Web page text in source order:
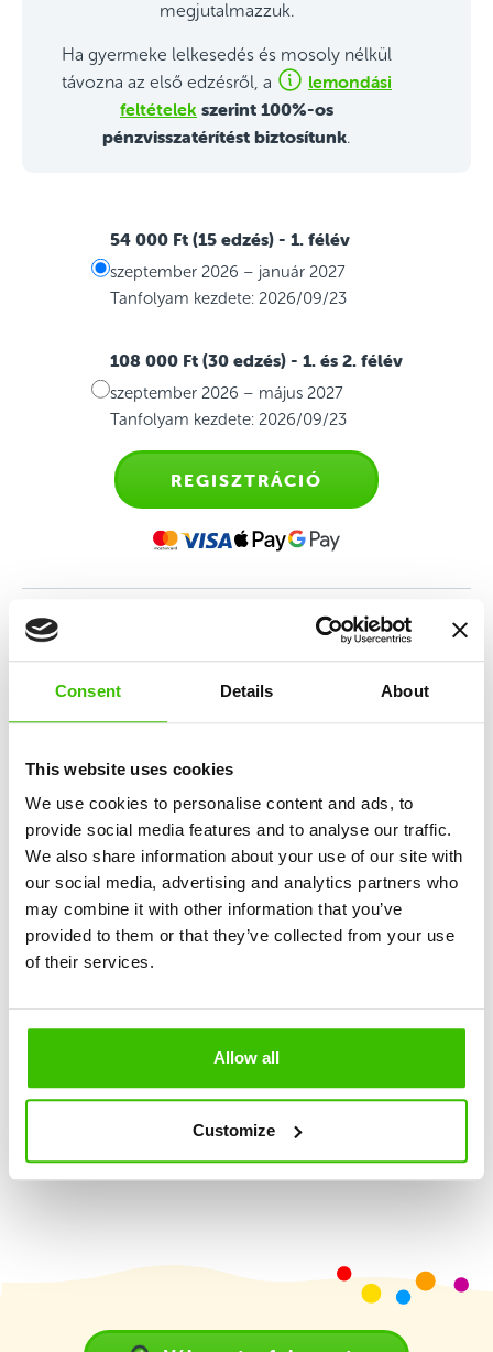
Consent Details About
This website uses cookies
We use cookies to personalise content and ads, to
provide social media features and to analyse our traffic.
We also share information about your use of our site with
our social media, advertising and analytics partners who
may combine it with other information that you’ve
provided to them or that they’ve collected from your use
of their services.
Allow all
Customize
megjutalmazzuk.
Ha gyermeke lelkesedés és mosoly nélkül
távozna az első edzésről, a
lemondási
feltételek szerint 100%-os
pénzvisszatérítést biztosítunk.
54 000 Ft (15 edzés) - 1. félév
szeptember 2026 – január 2027
Tanfolyam kezdete: 2026/09/23
108 000 Ft (30 edzés) - 1. és 2. félév
szeptember 2026 – május 2027
Tanfolyam kezdete: 2026/09/23
REGISZTRÁCIÓ
Sporttanfolyam 4-6 éves
gyerekeknek
mozgásos játékok és a sportmotiváció keverékén
alapul.
12 kulcskészség fejlesztése
Nagy hangsúly a játékosságon és élményszerzésen
2 képzett edző
Játékterv motivációs matricákkal